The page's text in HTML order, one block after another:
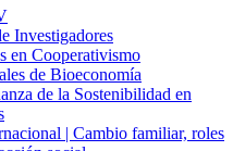
Investigadores
en Cooperativismo
de Bioeconomía
de la Sostenibilidad en
| Cambio familiar, roles